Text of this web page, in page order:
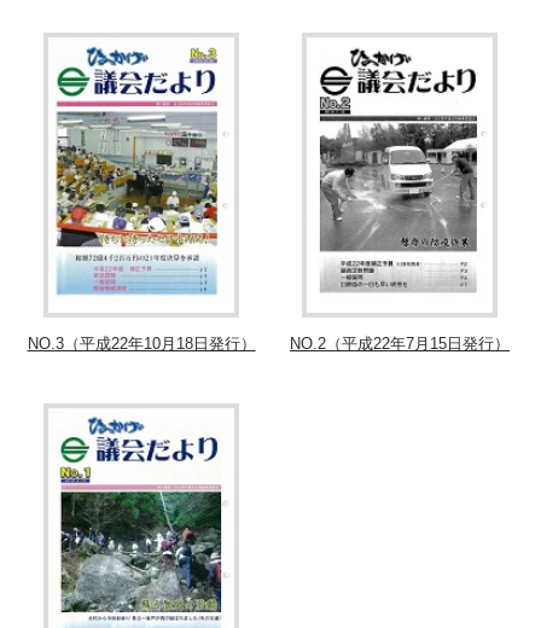
NO.3（平成22年10月18日発行） NO.2（平成22年7月15日発行）